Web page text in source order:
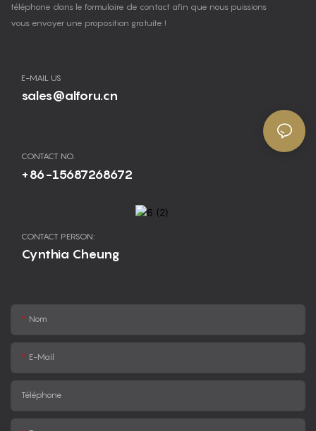
téléphone dans le formulaire de contact afin que nous puissions
vous envoyer une proposition gratuite !
E-MAIL US
sales@alforu.cn
CONTACT NO.
+86-15687268672
CONTACT PERSON:
Cynthia Cheung
Nom
E-Mail
Téléphone